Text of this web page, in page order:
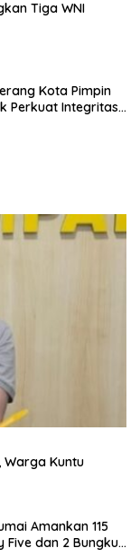
Tiga WNI
Kota Pimpin
Perkuat Integritas
Warga Kuntu
Amankan 115
Five dan 2 Bungkus